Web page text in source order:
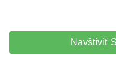
Navštíviť